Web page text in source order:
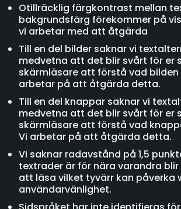
Otillräcklig färgkontrast mellan
bakgrundsfärg förekommer på
vi arbetar med att åtgärda
Till en del bilder saknar vi
medvetna att det blir svårt för er
skärmläsare att förstå vad bilden
arbetar på att åtgärda detta.
Till en del knappar saknar vi
medvetna att det blir svårt för er
skärmläsare att förstå vad
Vi arbetar på att åtgärda detta.
Vi saknar radavstånd på 1,5
textrader är för nära varandra
att läsa vilket tyvärr kan påverka
användarvänlighet.